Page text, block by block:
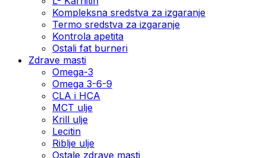
Kompleksna sredstva za izgaranje
Termo sredstva za izgaranje
Kontrola apetita
Ostali fat burneri
Zdrave masti
Omega-3
Omega 3-6-9
CLA i HCA
MCT ulje
Krill ulje
Lecitin
Riblje ulje
Ostale zdrave masti